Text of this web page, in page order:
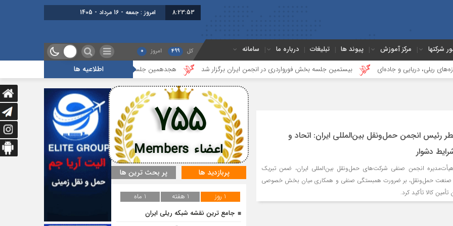
8:23:54 امروز : جمعه - 16 مرداد - 1405
شرکتها مرکز آموزش پیوند ها تبلیغات درباره ما سامانه کل 499 امروز 0
اطلاعیه ها دریایی و جاده‌ای بیستمین جلسه بخش فورواردری در انجمن ایران برگزار شد هجدهمین جلسه بخش جاده ای برگزار شد
رئیس انجمن حمل‌ونقل بین‌المللی ایران: اتحاد و
دشوار
انجمن صنفی شرکت‌های حمل‌ونقل بین‌المللی ایران، ضمن تبریک
صنعت حمل‌ونقل، بر ضرورت همبستگی صنفی و همکاری میان بخش خصوصی
کالا تأکید کرد.
اعضاء Members
755
پربازدید ها پر بحث ترین ها
1 روز 1 هفته
1 ماه
جامع ترین نقشه شبکه ریلی ایران